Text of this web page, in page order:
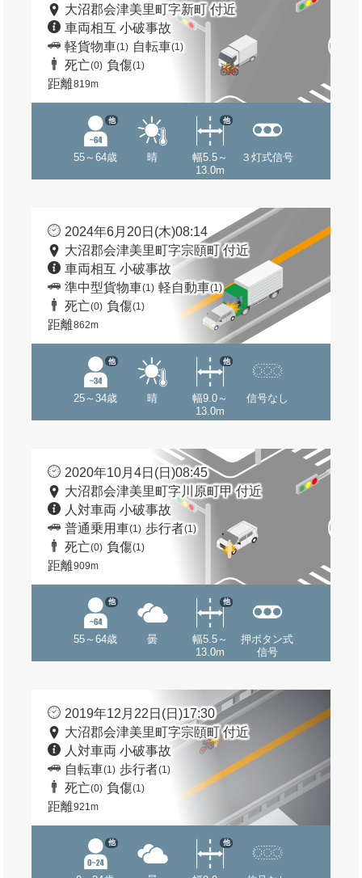
大沼郡会津美里町字新町 付近
車両相互 小破事故
軽貨物車(1) 自転車(1)
死亡(0) 負傷(1)
距離819m
55～64歳
他
晴
幅5.5～
13.0m
他
３灯式信号
2024年6月20日(木)08:14
大沼郡会津美里町字宗頤町 付近
車両相互 小破事故
準中型貨物車(1) 軽自動車(1)
死亡(0) 負傷(1)
距離862m
25～34歳
他
晴
幅9.0～
13.0m
他
信号なし
2020年10月4日(日)08:45
大沼郡会津美里町字川原町甲 付近
人対車両 小破事故
普通乗用車(1) 歩行者(1)
死亡(0) 負傷(1)
距離909m
55～64歳
他
曇
幅5.5～
13.0m
他
押ボタン式
信号
2019年12月22日(日)17:30
大沼郡会津美里町字宗頤町 付近
人対車両 小破事故
自転車(1) 歩行者(1)
死亡(0) 負傷(1)
距離921m
他 他